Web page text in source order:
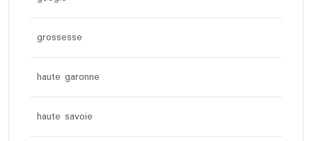
grossesse
haute garonne
haute savoie